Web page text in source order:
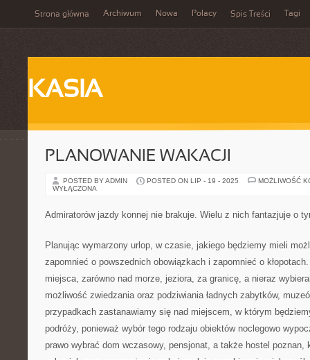
Strona główna Archiwum Nowa Polacy Spis Treści Tagi
KASIA
PLANOWANIE WAKACJI
POSTED BY ADMIN POSTED ON LIP - 19 - 2025
MOŻLIWOŚĆ
WYŁĄCZONA
Admiratorów jazdy konnej nie brakuje. Wielu z nich fantazjuje o
Planując wymarzony urlop, w czasie, jakiego będziemy mieli
zapomnieć o powszednich obowiązkach i zapomnieć o
miejsca, zarówno nad morze, jeziora, za granicę, a nieraz
możliwość zwiedzania oraz podziwiania ładnych zabytków,
przypadkach zastanawiamy się nad miejscem, w którym
podróży, ponieważ wybór tego rodzaju obiektów noclegowo
prawo wybrać dom wczasowy, pensjonat, a także hostel poznan,